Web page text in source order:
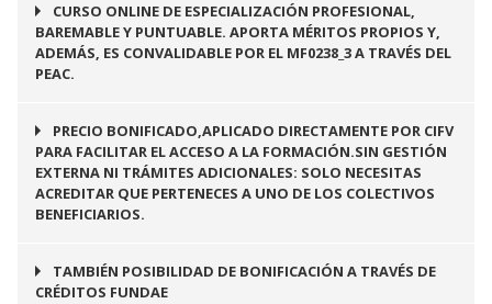
CURSO ONLINE DE ESPECIALIZACIÓN PROFESIONAL,
BAREMABLE Y PUNTUABLE. APORTA MÉRITOS PROPIOS Y,
ADEMÁS, ES CONVALIDABLE POR EL MF0238_3 A TRAVÉS DEL
PEAC.
PRECIO BONIFICADO,APLICADO DIRECTAMENTE POR CIFV
PARA FACILITAR EL ACCESO A LA FORMACIÓN.SIN GESTIÓN
EXTERNA NI TRÁMITES ADICIONALES: SOLO NECESITAS
ACREDITAR QUE PERTENECES A UNO DE LOS COLECTIVOS
BENEFICIARIOS.
TAMBIÉN POSIBILIDAD DE BONIFICACIÓN A TRAVÉS DE
CRÉDITOS FUNDAE